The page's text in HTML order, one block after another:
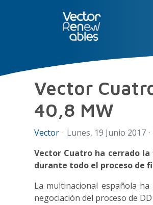
Vector
40,8 MW
Vector Lunes, 19 Junio 2017
Vector Cuatro ha cerrado
durante todo el proceso de
La multinacional española
negociación del proceso de